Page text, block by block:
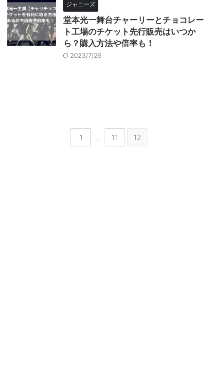
ジャニーズ
堂本光一舞台チャーリーとチョコレー
ト工場のチケット先行販売はいつか
ら？購入方法や倍率も！
2023/7/25
1 … 11 12